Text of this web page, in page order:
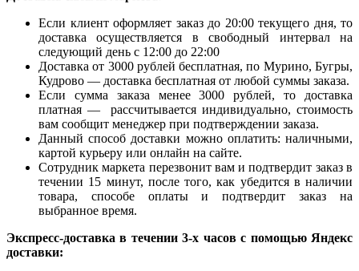
Если клиент оформляет заказ до 20:00 текущего дня, то
доставка осуществляется в свободный интервал на
следующий день с 12:00 до 22:00
Доставка от 3000 рублей бесплатная, по Мурино, Бугры,
Кудрово — доставка бесплатная от любой суммы заказа.
Если сумма заказа менее 3000 рублей, то доставка
платная — рассчитывается индивидуально, стоимость
вам сообщит менеджер при подтверждении заказа.
Данный способ доставки можно оплатить: наличными,
картой курьеру или онлайн на сайте.
Сотрудник маркета перезвонит вам и подтвердит заказ в
течении 15 минут, после того, как убедится в наличии
товара, способе оплаты и подтвердит заказ на
выбранное время.
Экспресс-доставка в течении 3-х часов с помощью Яндекс
доставки: